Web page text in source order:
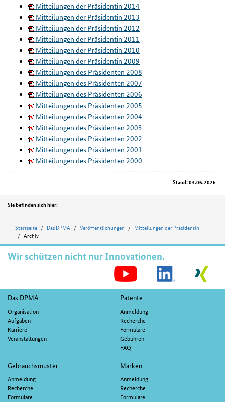
Mitteilungen der Präsidentin 2014
Mitteilungen der Präsidentin 2013
Mitteilungen der Präsidentin 2012
Mitteilungen der Präsidentin 2011
Mitteilungen der Präsidentin 2010
Mitteilungen der Präsidentin 2009
Mitteilungen des Präsidenten 2008
Mitteilungen des Präsidenten 2007
Mitteilungen des Präsidenten 2006
Mitteilungen des Präsidenten 2005
Mitteilungen des Präsidenten 2004
Mitteilungen des Präsidenten 2003
Mitteilungen des Präsidenten 2002
Mitteilungen des Präsidenten 2001
Mitteilungen des Präsidenten 2000
Stand: 03.06.2026
Position
Sie befinden sich hier:
Startseite Das DPMA Veröffentlichungen
Mitteilungen der Präsidentin
Archiv
Wir schützen nicht nur Innovationen.
Fußnavigation
Das DPMA
Organisation
Aufgaben
Karriere
Veranstaltungen
Patente
Anmeldung
Recherche
Formulare
Gebühren
FAQ
Gebrauchsmuster
Anmeldung
Recherche
Formulare
Marken
Anmeldung
Recherche
Formulare